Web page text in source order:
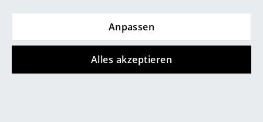
Anpassen
Alles akzeptieren